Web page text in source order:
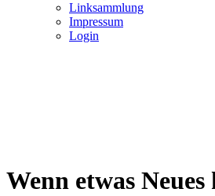
Linksammlung
Impressum
Login
Wenn etwas